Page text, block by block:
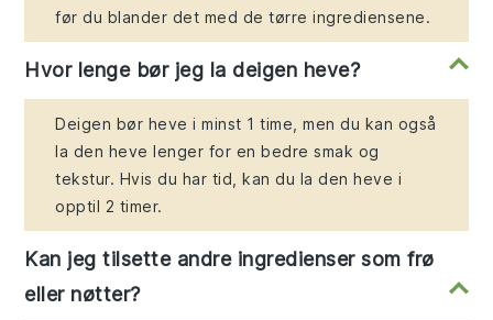
før du blander det med de tørre ingrediensene.
Hvor lenge bør jeg la deigen heve?
Deigen bør heve i minst 1 time, men du kan også
la den heve lenger for en bedre smak og
tekstur. Hvis du har tid, kan du la den heve i
opptil 2 timer.
Kan jeg tilsette andre ingredienser som frø
eller nøtter?